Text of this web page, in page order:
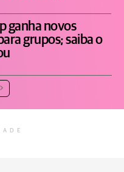
ganha novos
grupos; saiba o